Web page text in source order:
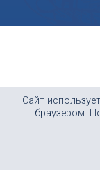
Сайт
браузером.